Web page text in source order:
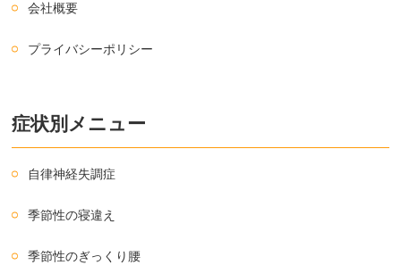
会社概要
プライバシーポリシー
症状別メニュー
自律神経失調症
季節性の寝違え
季節性のぎっくり腰